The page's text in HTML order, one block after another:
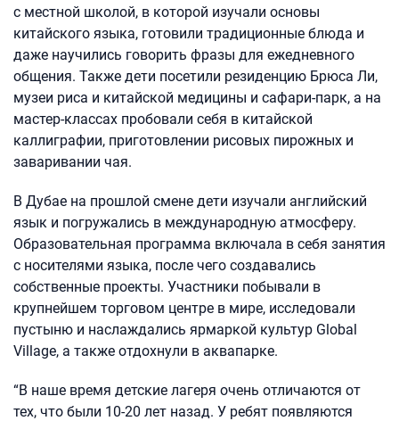
с местной школой, в которой изучали основы
китайского языка, готовили традиционные блюда и
даже научились говорить фразы для ежедневного
общения. Также дети посетили резиденцию Брюса Ли,
музеи риса и китайской медицины и сафари-парк, а на
мастер-классах пробовали себя в китайской
каллиграфии, приготовлении рисовых пирожных и
заваривании чая.
В Дубае на прошлой смене дети изучали английский
язык и погружались в международную атмосферу.
Образовательная программа включала в себя занятия
с носителями языка, после чего создавались
собственные проекты. Участники побывали в
крупнейшем торговом центре в мире, исследовали
пустыню и наслаждались ярмаркой культур Global
Village, а также отдохнули в аквапарке.
“В наше время детские лагеря очень отличаются от
тех, что были 10-20 лет назад. У ребят появляются